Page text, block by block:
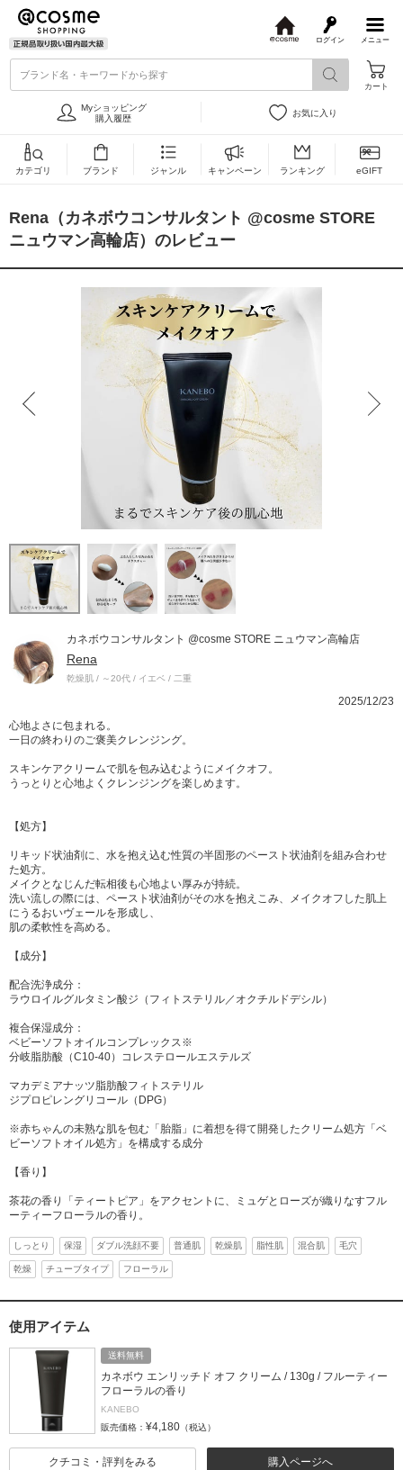
メニュー
ログイン
s
ブランド名・キーワードから探す
カート
Myショッピング
購入履歴
お気に入り
カテゴリ ブランド ジャンル キャンペーン ランキング eGIFT
Rena（カネボウコンサルタント @cosme STORE
ニュウマン高輪店）のレビュー
カネボウコンサルタント @cosme STORE ニュウマン高輪店
Rena
乾燥肌 / ～20代 / イエベ / 二重
2025/12/23
心地よさに包まれる。
一日の終わりのご褒美クレンジング。
スキンケアクリームで肌を包み込むようにメイクオフ。
うっとりと心地よくクレンジングを楽しめます。
【処方】
リキッド状油剤に、水を抱え込む性質の半固形のペースト状油剤を組み合わせ
た処方。
メイクとなじんだ転相後も心地よい厚みが持続。
洗い流しの際には、ペースト状油剤がその水を抱えこみ、メイクオフした肌上
にうるおいヴェールを形成し、
肌の柔軟性を高める。
【成分】
配合洗浄成分：
ラウロイルグルタミン酸ジ（フィトステリル／オクチルドデシル）
複合保湿成分：
ベビーソフトオイルコンプレックス※
分岐脂肪酸（C10-40）コレステロールエステルズ
マカデミアナッツ脂肪酸フィトステリル
ジプロピレングリコール​（DPG）
※赤ちゃんの未熟な肌を包む「胎脂」に着想を得て開発したクリーム処方「ベ
ビーソフトオイル処方」を構成する成分
【香り】
茶花の香り「ティートピア」をアクセントに、ミュゲとローズが織りなすフル
ーティーフローラルの香り。
しっとり 保湿 ダブル洗顔不要 普通肌 乾燥肌 脂性肌 混合肌 毛穴
乾燥 チューブタイプ フローラル
使用アイテム
送料無料
カネボウ エンリッチド オフ クリーム / 130g / フルーティー
フローラルの香り
KANEBO
販売価格： ¥4,180 （税込）
購入ページへ
クチコミ・評判をみる